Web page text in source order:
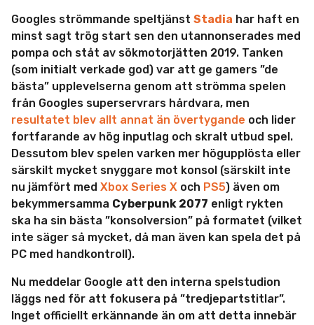
Googles strömmande speltjänst Stadia har haft en
minst sagt trög start sen den utannonserades med
pompa och ståt av sökmotorjätten 2019. Tanken
(som initialt verkade god) var att ge gamers ”de
bästa” upplevelserna genom att strömma spelen
från Googles superservrars hårdvara, men
resultatet blev allt annat än övertygande och lider
fortfarande av hög inputlag och skralt utbud spel.
Dessutom blev spelen varken mer högupplösta eller
särskilt mycket snyggare mot konsol (särskilt inte
nu jämfört med Xbox Series X och PS5) även om
bekymmersamma Cyberpunk 2077 enligt rykten
ska ha sin bästa ”konsolversion” på formatet (vilket
inte säger så mycket, då man även kan spela det på
PC med handkontroll).
Nu meddelar Google att den interna spelstudion
läggs ned för att fokusera på ”tredjepartstitlar”.
Inget officiellt erkännande än om att detta innebär